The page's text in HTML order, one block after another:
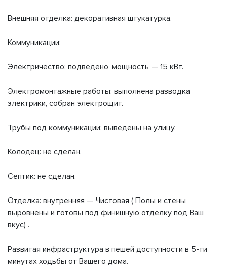
Внешняя отделка: декоративная штукатурка.
Коммуникации:
Электричество: подведено, мощность — 15 кВт.
Электромонтажные работы: выполнена разводка
электрики, собран электрощит.
Трубы под коммуникации: выведены на улицу.
Колодец: не сделан.
Септик: не сделан.
Отделка: внутренняя — Чистовая ( Полы и стены
выровнены и готовы под финишную отделку под Ваш
вкус) .
Развитая инфраструктура в пешей доступности в 5-ти
минутах ходьбы от Вашего дома.